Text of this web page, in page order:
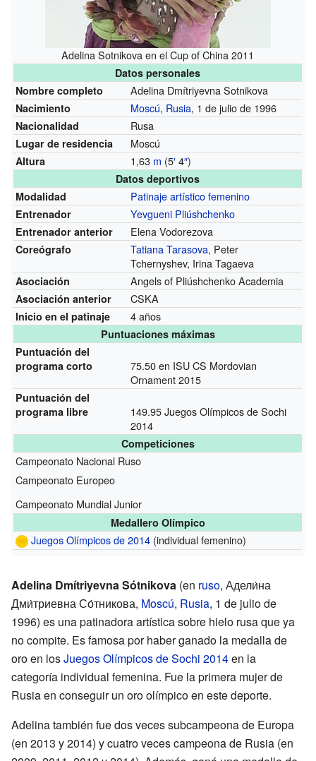
Adelina Sotnikova en el Cup of China 2011
Datos personales
Nombre completo
Adelina Dmítriyevna Sotnikova
Nacimiento Moscú, Rusia, 1 de julio de 1996
Nacionalidad Rusa
Lugar de residencia Moscú
Altura 1,63 m (5′4″)
Datos deportivos
Modalidad
Patinaje artístico femenino
Entrenador Yevgueni Pliúshchenko
Entrenador anterior Elena Vodorezova
Coreógrafo Tatiana Tarasova, Peter
Tchernyshev, Irina Tagaeva
Asociación Angels of Pliúshchenko Academia
Asociación anterior CSKA
Inicio en el patinaje 4 años
Puntuaciones máximas
Puntuación del
programa corto
75.50 en ISU CS Mordovian
Ornament 2015
Puntuación del
programa libre
149.95 Juegos Olímpicos de Sochi
2014
Competiciones
Campeonato Nacional Ruso
Campeonato Europeo
Campeonato Mundial Junior
Medallero Olímpico
Juegos Olímpicos de 2014 (individual femenino)
Adelina Dmítriyevna Sótnikova (en ruso, Адели́на
Дми́триевна Со́тникова, Moscú, Rusia, 1 de julio de
1996) es una patinadora artística sobre hielo rusa que ya
no compite. Es famosa por haber ganado la medalla de
oro en losJuegos Olímpicos de Sochi 2014en la
categoría individual femenina. Fue la primera mujer de
Rusia en conseguir un oro olímpico en este deporte.
Adelina también fue dos veces subcampeona de Europa
(en 2013 y 2014) y cuatro veces campeona de Rusia (en